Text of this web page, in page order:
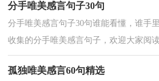
分手唯美感言句子30句
分手唯美感言句子30句谁能看懂，谁手
收集的分手唯美感言句子，欢迎大家阅
1、你曾经有没有一到夜里，就会一个
孤独唯美感言60句精选